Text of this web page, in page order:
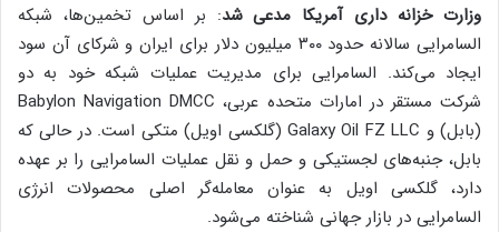
وزارت خزانه داری آمریکا مدعی شد: بر اساس تخمین‌ها، شبکه
السامرایی سالانه حدود ۳۰۰ میلیون دلار برای ایران و شرکای آن سود
ایجاد می‌کند. السامرایی برای مدیریت عملیات شبکه خود به دو
شرکت مستقر در امارات متحده عربی، Babylon Navigation DMCC
(بابل) و Galaxy Oil FZ LLC (گلکسی اویل) متکی است. در حالی که
بابل، جنبه‌های لجستیکی و حمل و نقل عملیات السامرایی را بر عهده
دارد، گلکسی اویل به عنوان معامله‌گر اصلی محصولات انرژی
السامرایی در بازار جهانی شناخته می‌شود.